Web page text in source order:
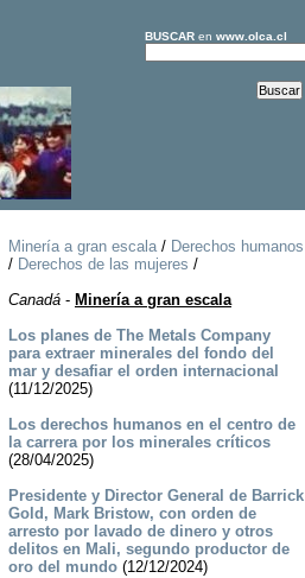
BUSCARen www.olca.cl
Minería a gran escala/ Derechos humanos
/ Derechos de las mujeres /
Canadá- Minería a gran escala
Los planes de The Metals Company
para extraer minerales del fondo del
mar y desafiar el orden internacional
(11/12/2025)
Los derechos humanos en el centro de
la carrera por los minerales críticos
(28/04/2025)
Presidente y Director General de Barrick
Gold, Mark Bristow, con orden de
arresto por lavado de dinero y otros
delitos en Mali, segundo productor de
oro del mundo(12/12/2024)